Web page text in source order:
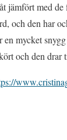
jämfört med
och den har
en mycket
och den drar